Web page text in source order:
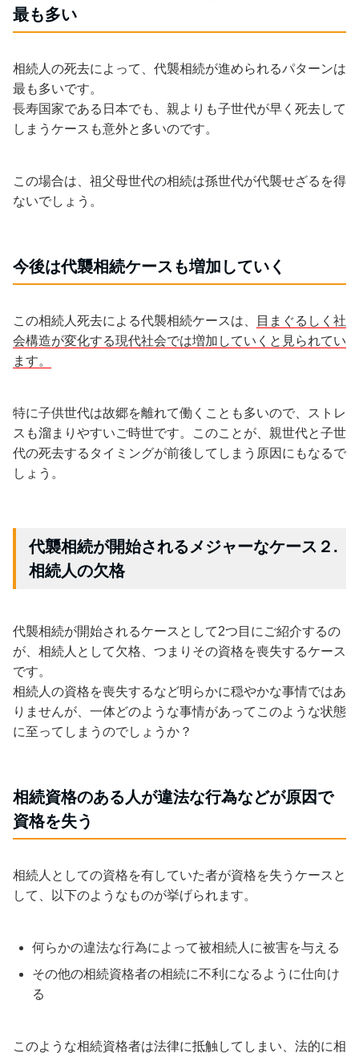
最も多い
相続人の死去によって、代襲相続が進められるパターンは
最も多いです。
長寿国家である日本でも、親よりも子世代が早く死去して
しまうケースも意外と多いのです。
この場合は、祖父母世代の相続は孫世代が代襲せざるを得
ないでしょう。
今後は代襲相続ケースも増加していく
この相続人死去による代襲相続ケースは、
目まぐるしく社
会構造が変化する現代社会では増加していくと見られてい
ます。
特に子供世代は故郷を離れて働くことも多いので、ストレ
スも溜まりやすいご時世です。このことが、親世代と子世
代の死去するタイミングが前後してしまう原因にもなるで
しょう。
代襲相続が開始されるメジャーなケース２.
相続人の欠格
代襲相続が開始されるケースとして2つ目にご紹介するの
が、相続人として欠格、つまりその資格を喪失するケース
です。
相続人の資格を喪失するなど明らかに穏やかな事情ではあ
りませんが、一体どのような事情があってこのような状態
に至ってしまうのでしょうか？
相続資格のある人が違法な行為などが原因で
資格を失う
相続人としての資格を有していた者が資格を失うケースと
して、以下のようなものが挙げられます。
何らかの違法な行為によって被相続人に被害を与える
その他の相続資格者の相続に不利になるように仕向け
る
このような相続資格者は法律に抵触してしまい、 法的に相